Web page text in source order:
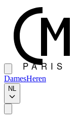
DamesHeren
NL